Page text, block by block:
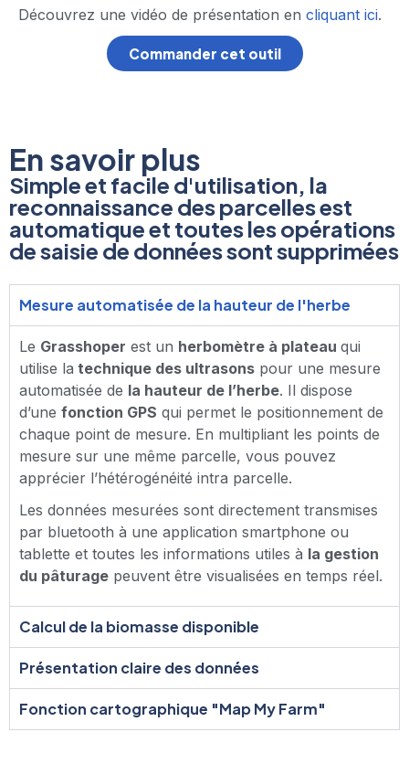
Découvrez une vidéo de présentation en cliquant ici.
Commander cet outil
En savoir plus
Simple et facile d'utilisation, la
reconnaissance des parcelles est
automatique et toutes les opérations
de saisie de données sont supprimées
Mesure automatisée de la hauteur de l'herbe
Le Grasshoper est un herbomètre à plateau qui
utilise la technique des ultrasons pour une mesure
automatisée de la hauteur de l’herbe. Il dispose
d’une fonction GPS qui permet le positionnement de
chaque point de mesure. En multipliant les points de
mesure sur une même parcelle, vous pouvez
apprécier l’hétérogénéité intra parcelle.
Les données mesurées sont directement transmises
par bluetooth à une application smartphone ou
tablette et toutes les informations utiles à la gestion
du pâturage peuvent être visualisées en temps réel.
Calcul de la biomasse disponible
Présentation claire des données
Fonction cartographique "Map My Farm"